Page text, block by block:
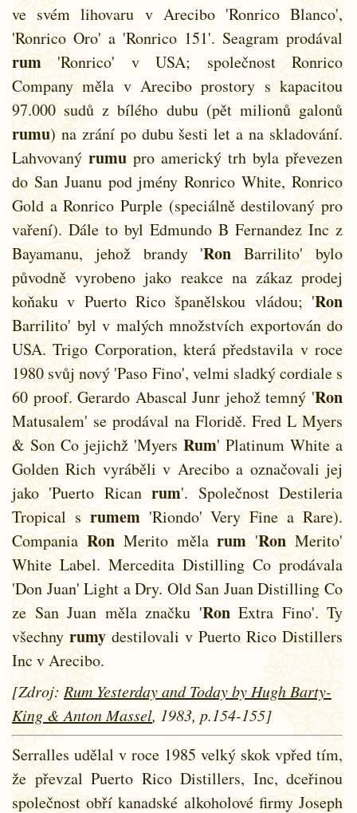
ve svém lihovaru v Arecibo 'Ronrico Blanco',
'Ronrico Oro' a 'Ronrico 151'. Seagram prodával
rum 'Ronrico' v USA; společnost Ronrico
Company měla v Arecibo prostory s kapacitou
97.000 sudů z bílého dubu (pět milionů galonů
rumu) na zrání po dubu šesti let a na skladování.
Lahvovaný rumu pro americký trh byla převezen
do San Juanu pod jmény Ronrico White, Ronrico
Gold a Ronrico Purple (speciálně destilovaný pro
vaření). Dále to byl Edmundo B Fernandez Inc z
Bayamanu, jehož brandy 'Ron Barrilito' bylo
původně vyrobeno jako reakce na zákaz prodej
koňaku v Puerto Rico španělskou vládou; 'Ron
Barrilito' byl v malých množstvích exportován do
USA. Trigo Corporation, která představila v roce
1980 svůj nový 'Paso Fino', velmi sladký cordiale s
60 proof. Gerardo Abascal Junr jehož temný 'Ron
Matusalem' se prodával na Floridě. Fred L Myers
& Son Co jejichž 'Myers Rum' Platinum White a
Golden Rich vyráběli v Arecibo a označovali jej
jako 'Puerto Ricanrum'. Společnost Destileria
Tropical s rumem'Riondo' Very Fine a Rare).
Compania RonMerito mělarum 'Ron Merito'
White Label. Mercedita Distilling Co prodávala
'Don Juan' Light a Dry. Old San Juan Distilling Co
ze San Juan měla značku 'RonExtra Fino'. Ty
všechny rumy destilovali v Puerto Rico Distillers
Inc v Arecibo.
[Zdroj: Rum Yesterday and Today by Hugh Barty-
King & Anton Massel, 1983, p.154-155]
Serralles udělal v roce 1985 velký skok vpřed tím,
že převzal Puerto Rico Distillers, Inc, dceřinou
společnost obří kanadské alkoholové firmy Joseph